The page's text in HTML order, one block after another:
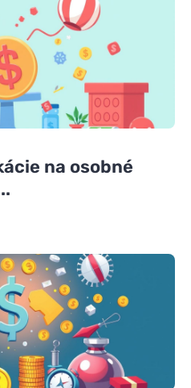
na osobné